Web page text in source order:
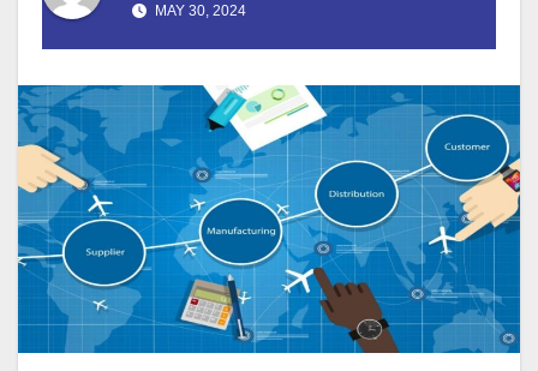
MAY 30, 2024